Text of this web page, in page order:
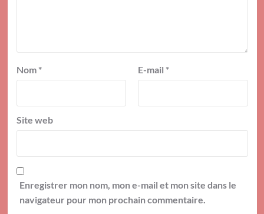
Nom * E-mail *
Site web
Enregistrer mon nom, mon e-mail et mon site dans le
navigateur pour mon prochain commentaire.